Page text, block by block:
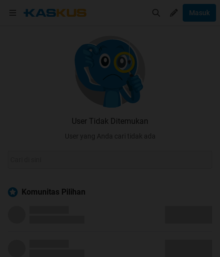
Masuk
User Tidak Ditemukan
User yang Anda cari tidak ada
Komunitas Pilihan